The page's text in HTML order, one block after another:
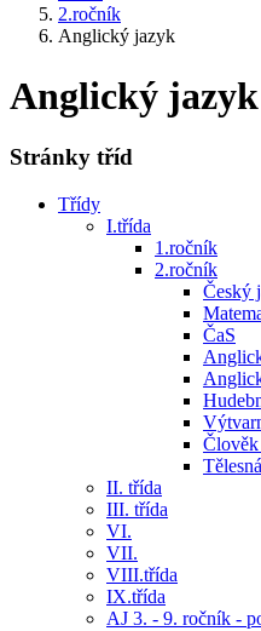
2.ročník
Anglický jazyk
Anglický jazyk
Stránky tříd
Třídy
I.třída
1.ročník
2.ročník
Český
ČaS
Člověk
II. třída
III. třída
VI.
VII.
VIII.třída
IX.třída
AJ 3. - 9. ročník -